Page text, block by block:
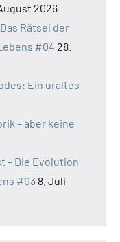
2026
Rätsel der
#04 28.
Ein uraltes
– aber keine
– Die Evolution
#03 8. Juli